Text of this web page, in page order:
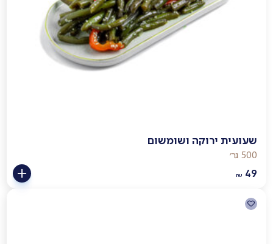
שעועית ירוקה ושומשום
500 גר׳
₪ 49